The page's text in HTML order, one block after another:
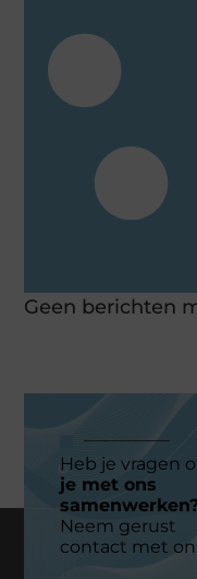
Geen berichten
Heb je vragen
je met ons
Neem gerust
contact met